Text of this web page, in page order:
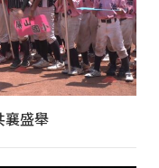
襄盛舉